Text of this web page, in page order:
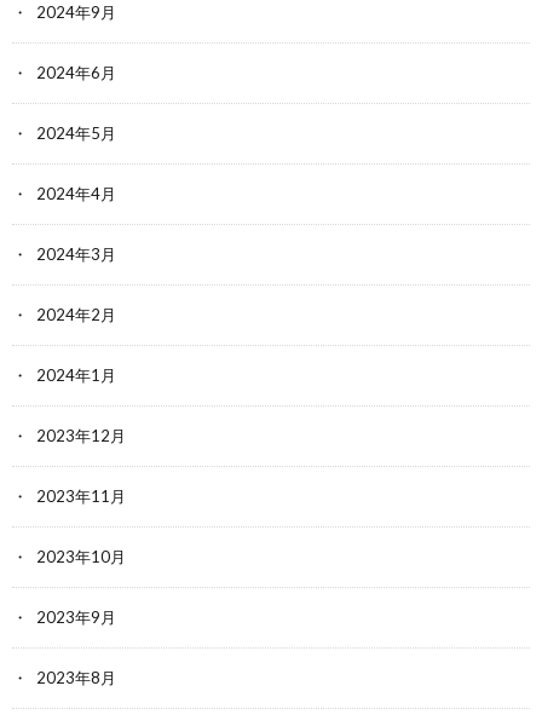
2024年9月
2024年6月
2024年5月
2024年4月
2024年3月
2024年2月
2024年1月
2023年12月
2023年11月
2023年10月
2023年9月
2023年8月